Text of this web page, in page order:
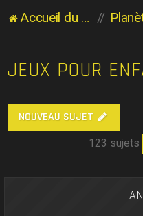
Accueil du forum
JEUX POUR
NOUVEAU SUJET
123 sujets